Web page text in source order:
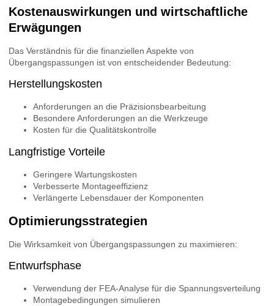
Kostenauswirkungen und wirtschaftliche
Erwägungen
Das Verständnis für die finanziellen Aspekte von
Übergangspassungen ist von entscheidender Bedeutung:
Herstellungskosten
Anforderungen an die Präzisionsbearbeitung
Besondere Anforderungen an die Werkzeuge
Kosten für die Qualitätskontrolle
Langfristige Vorteile
Geringere Wartungskosten
Verbesserte Montageeffizienz
Verlängerte Lebensdauer der Komponenten
Optimierungsstrategien
Die Wirksamkeit von Übergangspassungen zu maximieren:
Entwurfsphase
Verwendung der FEA-Analyse für die Spannungsverteilung
Montagebedingungen simulieren